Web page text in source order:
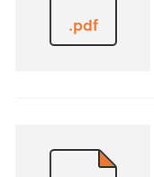
.pdf